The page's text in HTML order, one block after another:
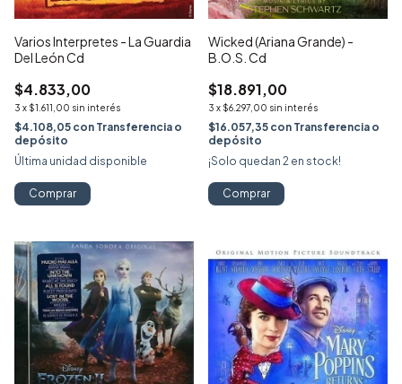
Varios Interpretes - La Guardia
Del León Cd
$4.833,00
3 x $1.611,00 sin interés
$4.108,05 con Transferencia o
depósito
Última unidad disponible
Comprar
Wicked (Ariana Grande) -
B.O.S. Cd
$18.891,00
3 x $6.297,00 sin interés
$16.057,35 con Transferencia o
depósito
¡Solo quedan 2 en stock!
Comprar